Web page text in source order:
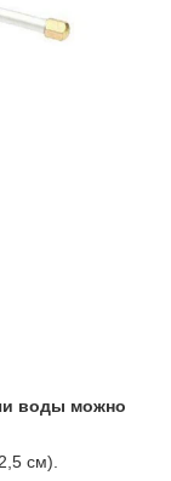
воды можно
см).